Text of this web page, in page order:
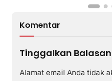
Komentar
Tinggalkan Balasan
Alamat email Anda tidak